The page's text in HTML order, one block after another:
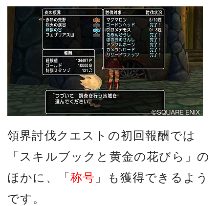
領界討伐クエストの初回報酬では
「スキルブックと黄金の花びら」の
ほかに、「 称号 」も獲得できるよう
です。